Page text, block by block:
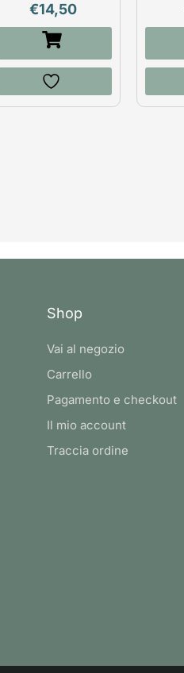
€14,50
Shop
Vai al negozio
Carrello
Pagamento e checkout
Il mio account
Traccia ordine